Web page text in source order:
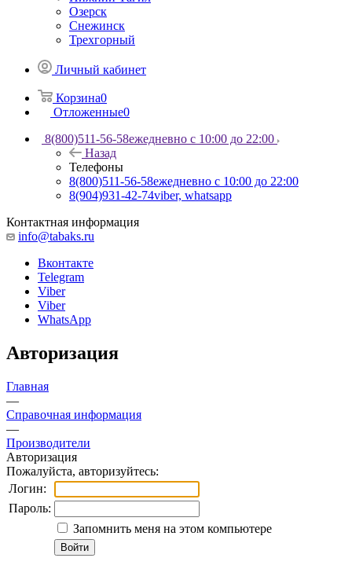
Озерск
Снежинск
Трехгорный
Личный кабинет
Корзина0
Отложенные0
8(800)511-56-58ежедневно с 10:00 до 22:00
Назад
Телефоны
8(800)511-56-58ежедневно с 10:00 до 22:00
8(904)931-42-74viber, whatsapp
Контактная информация
info@tabaks.ru
Вконтакте
Telegram
Viber
Viber
WhatsApp
Авторизация
Главная
—
Справочная информация
—
Производители
Авторизация
Пожалуйста, авторизуйтесь:
Логин:
Пароль:
Запомнить меня на этом компьютере